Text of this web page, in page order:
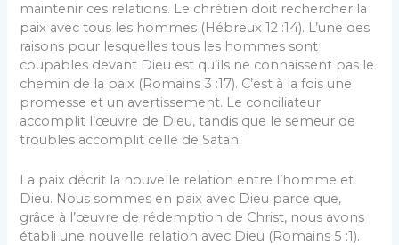
maintenir ces relations. Le chrétien doit rechercher la
paix avec tous les hommes (Hébreux 12 :14). L’une des
raisons pour lesquelles tous les hommes sont
coupables devant Dieu est qu’ils ne connaissent pas le
chemin de la paix (Romains 3 :17). C’est à la fois une
promesse et un avertissement. Le conciliateur
accomplit l’œuvre de Dieu, tandis que le semeur de
troubles accomplit celle de Satan.
La paix décrit la nouvelle relation entre l’homme et
Dieu. Nous sommes en paix avec Dieu parce que,
grâce à l’œuvre de rédemption de Christ, nous avons
établi une nouvelle relation avec Dieu (Romains 5 :1).